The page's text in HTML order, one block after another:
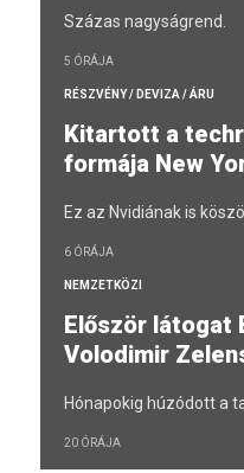
Százas nagyságrend.
5 ÓRÁJA
RÉSZVÉNY / DEVIZA / ÁRU
Kitartott a
formája New
Ez az Nvidiának is
6 ÓRÁJA
NEMZETKÖZI
Először látogat
Volodimir
Hónapokig húzódott a
20 ÓRÁJA